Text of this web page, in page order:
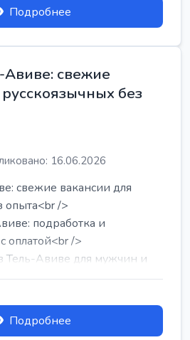
Подробнее
Авиве: свежие
без
16.06.2026
свежие вакансии для
опыта<br />
подработка и
оплатой<br />
Тель-Авиве для мужчин и
Подробнее